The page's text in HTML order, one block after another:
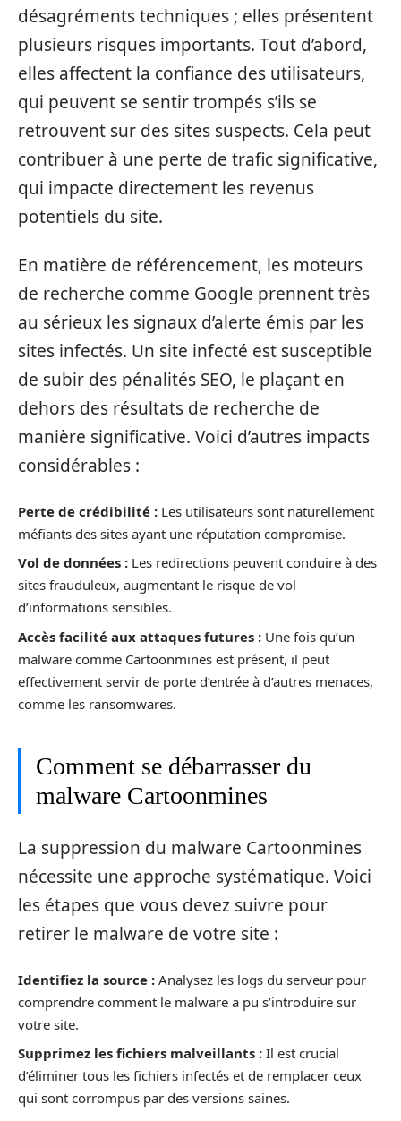
désagréments techniques ; elles présentent
plusieurs risques importants. Tout d’abord,
elles affectent la confiance des utilisateurs,
qui peuvent se sentir trompés s’ils se
retrouvent sur des sites suspects. Cela peut
contribuer à une perte de trafic significative,
qui impacte directement les revenus
potentiels du site.
En matière de référencement, les moteurs
de recherche comme Google prennent très
au sérieux les signaux d’alerte émis par les
sites infectés. Un site infecté est susceptible
de subir des pénalités SEO, le plaçant en
dehors des résultats de recherche de
manière significative. Voici d’autres impacts
considérables :
Perte de crédibilité : Les utilisateurs sont naturellement
méfiants des sites ayant une réputation compromise.
Vol de données : Les redirections peuvent conduire à des
sites frauduleux, augmentant le risque de vol
d’informations sensibles.
Accès facilité aux attaques futures : Une fois qu’un
malware comme Cartoonmines est présent, il peut
effectivement servir de porte d’entrée à d’autres menaces,
comme les ransomwares.
Comment se débarrasser du
malware Cartoonmines
La suppression du malware Cartoonmines
nécessite une approche systématique. Voici
les étapes que vous devez suivre pour
retirer le malware de votre site :
Identifiez la source : Analysez les logs du serveur pour
comprendre comment le malware a pu s’introduire sur
votre site.
Supprimez les fichiers malveillants : Il est crucial
d’éliminer tous les fichiers infectés et de remplacer ceux
qui sont corrompus par des versions saines.